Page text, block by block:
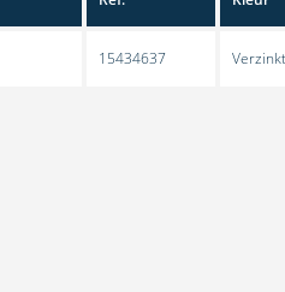
15434637 Verzinkt